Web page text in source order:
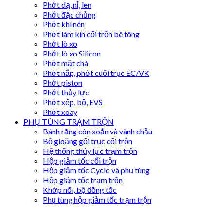
Phớt dạ, nỉ, len
Phớt đặc chủng
Phớt khí nén
Phớt làm kín cối trộn bê tông
Phớt lò xo
Phớt lò xo Silicon
Phớt mặt chà
Phớt nắp, phớt cuối trục EC/VK
Phớt piston
Phớt thủy lực
Phớt xếp, bộ, EVS
Phớt xoay
PHỤ TÙNG TRẠM TRỘN
Bánh răng côn xoắn và vành chậu
Bộ gioăng gối trục cối trộn
Hệ thống thủy lực trạm trộn
Hộp giảm tốc cối trộn
Hộp giảm tốc Cyclo và phụ tùng
Hộp giảm tốc trạm trộn
Khớp nối, bộ đồng tốc
Phụ tùng hộp giảm tốc trạm trộn